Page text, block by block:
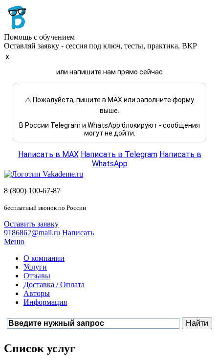
Помощь с обучением
Оставляй заявку - сессия под ключ, тесты, практика, ВКР
x
или напишите нам прямо сейчас
⚠️ Пожалуйста, пишите в MAX или заполните форму
выше.
В России Telegram и WhatsApp блокируют - сообщения
могут не дойти.
Написать в MAX Написать в Telegram Написать в
WhatsApp
8 (800) 100-67-87
бесплатный звонок по России
Оставить заявку
9186862@mail.ru Написать
Меню
О компании
Услуги
Отзывы
Доставка / Оплата
Авторы
Информация
Список услуг